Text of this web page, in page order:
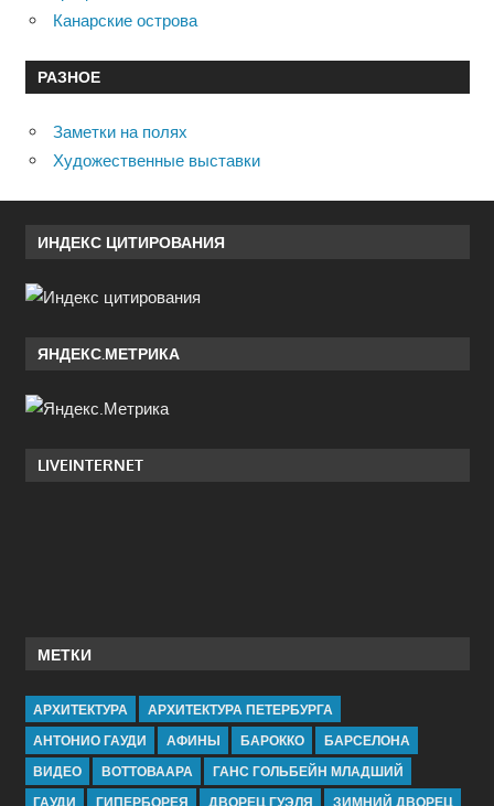
Канарские острова
РАЗНОЕ
Заметки на полях
Художественные выставки
ИНДЕКС ЦИТИРОВАНИЯ
ЯНДЕКС.МЕТРИКА
LIVEINTERNET
МЕТКИ
АРХИТЕКТУРА
АРХИТЕКТУРА ПЕТЕРБУРГА
АНТОНИО ГАУДИ
АФИНЫ БАРОККО
БАРСЕЛОНА
ВИДЕО
ВОТТОВААРА
ГАНС ГОЛЬБЕЙН МЛАДШИЙ
ГАУДИ
ГИПЕРБОРЕЯ ДВОРЕЦ ГУЭЛЯ ЗИМНИЙ ДВОРЕЦ